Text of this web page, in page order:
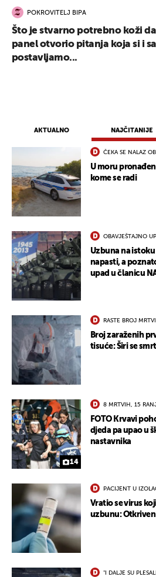
AKTUALNO NAJČITANIJE
ČEKA SE NALAZ
U moru
kome se radi
OBAVJEŠTAJNO
Uzbuna na
napasti, a
upad u članicu
RASTE BROJ
Broj zaraženih
tisuće: Širi se
14
8 MRTVIH, 15
FOTO Krvavi
djeda pa upao u
nastavnika
PACIJENT U
Vratio se virus
uzbunu:
"I DALJE SU
POKROVITELJ BIPA
Što je stvarno potrebno koži
panel otvorio pitanja koja si i
postavljamo...
UKLJUČITE